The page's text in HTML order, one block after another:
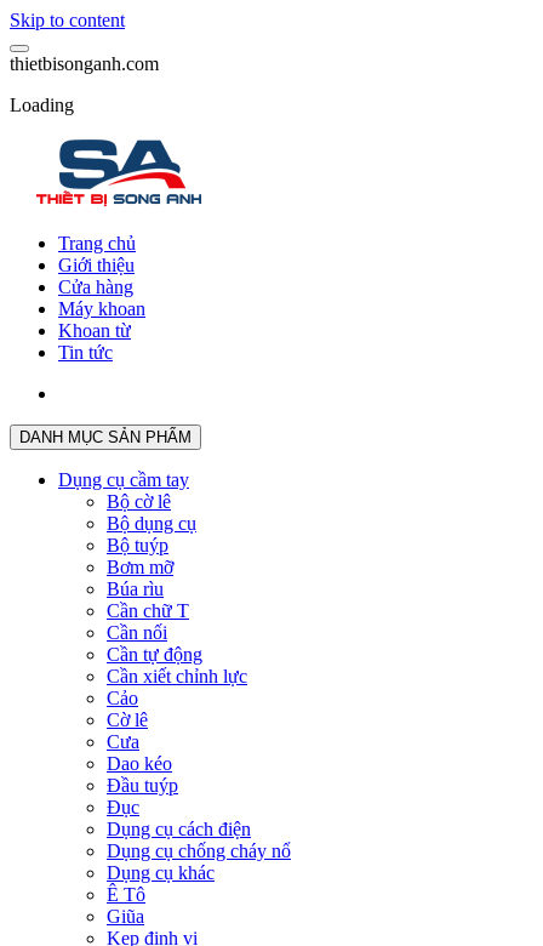
Skip to content
thietbisonganh.com
Loading
Trang chủ
Giới thiệu
Cửa hàng
Máy khoan
Khoan từ
Tin tức
DANH MỤC SẢN PHẨM
Dụng cụ cầm tay
Bộ cờ lê
Bộ dụng cụ
Bộ tuýp
Bơm mỡ
Búa rìu
Cần chữ T
Cần nối
Cần tự động
Cần xiết chỉnh lực
Cảo
Cờ lê
Cưa
Dao kéo
Đầu tuýp
Đục
Dụng cụ cách điện
Dụng cụ chống cháy nổ
Dụng cụ khác
Ê Tô
Giũa
Kẹp định vị